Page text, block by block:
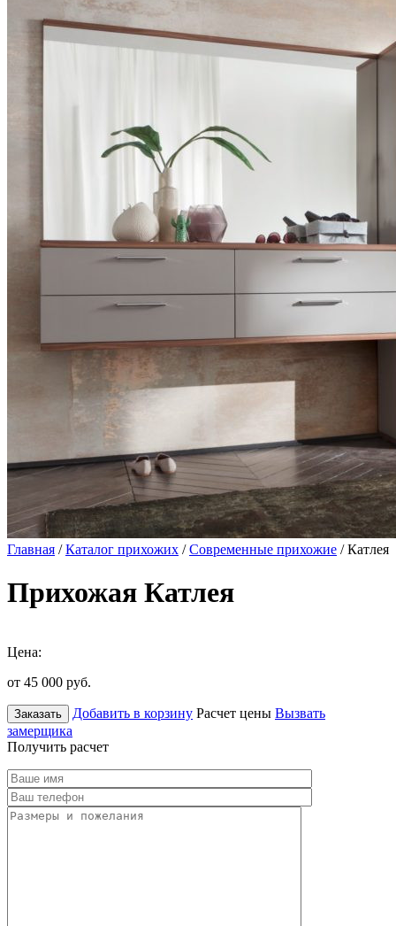
Главная /Каталог прихожих /Современные прихожие / Катлея
Прихожая Катлея
Цена:
от 45 000 руб.
Заказать Добавить в корзину Расчет цены Вызвать
замерщика
Получить расчет